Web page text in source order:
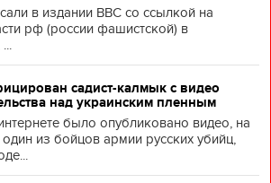
в издании BBC со ссылкой на
рф (россии фашистской) в
садист-калмык с видео
над украинским пленным
было опубликовано видео, на
из бойцов армии русских убийц,